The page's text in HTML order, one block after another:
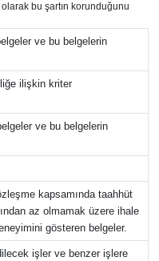
bu şartın korunduğunu
ve bu belgelerin
ilişkin kriter
ve bu belgelerin
kapsamında taahhüt
az olmamak üzere ihale
gösteren belgeler.
işler ve benzer işlere